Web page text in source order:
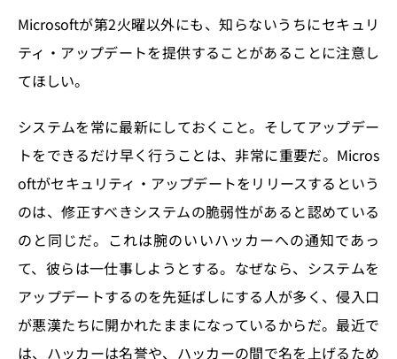
Microsoftが第2火曜以外にも、知らないうちにセキュリ
ティ・アップデートを提供することがあることに注意し
てほしい。
システムを常に最新にしておくこと。そしてアップデー
トをできるだけ早く行うことは、非常に重要だ。Micros
oftがセキュリティ・アップデートをリリースするという
のは、修正すべきシステムの脆弱性があると認めている
のと同じだ。これは腕のいいハッカーへの通知であっ
て、彼らは一仕事しようとする。なぜなら、システムを
アップデートするのを先延ばしにする人が多く、侵入口
が悪漢たちに開かれたままになっているからだ。最近で
は、ハッカーは名誉や、ハッカーの間で名を上げるため